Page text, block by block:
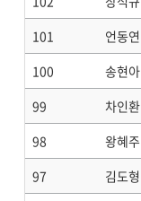
101
언동연
100
송현아
99
차인환
98
왕혜주
97
김도형